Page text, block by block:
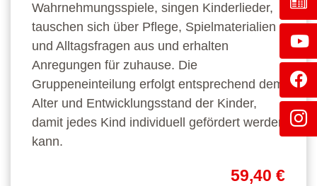
Wahrnehmungsspiele, singen Kinderlieder,
tauschen sich über Pflege, Spielmaterialien
und Alltagsfragen aus und erhalten
Anregungen für zuhause. Die
Gruppeneinteilung erfolgt entsprechend dem
Alter und Entwicklungsstand der Kinder,
damit jedes Kind individuell gefördert werden
kann.
59,40 €